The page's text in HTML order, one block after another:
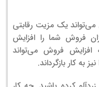
یک مزیت رقابتی
فروش شما را افزایش
فروش می‌تواند
به کار بازگرداند.